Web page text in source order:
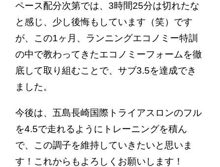
ペース配分次第では、3時間25分は切れたな
と感じ、少し後悔もしています（笑）です
が、この1ヶ月、ランニングエコノミー特訓
の中で教わってきたエコノミーフォームを徹
底して取り組むことで、サブ3.5を達成でき
ました。
今後は、五島長崎国際トライアスロンのフル
を4.5で走れるようにトレーニングを積ん
で、この調子を維持していきたいと思いま
す！これからもよろしくお願いします！